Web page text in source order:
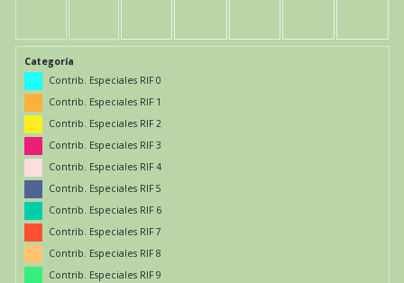
Categoría
Contrib. Especiales RIF 0
Contrib. Especiales RIF 1
Contrib. Especiales RIF 2
Contrib. Especiales RIF 3
Contrib. Especiales RIF 4
Contrib. Especiales RIF 5
Contrib. Especiales RIF 6
Contrib. Especiales RIF 7
Contrib. Especiales RIF 8
Contrib. Especiales RIF 9